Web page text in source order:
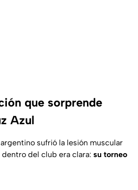
que sorprende
Azul
sufrió la lesión muscular
del club era clara: su torneo